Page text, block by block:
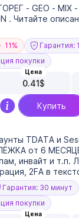
- GEO - MIX
. Читайте
11%
Гарантия:
покупки
Цена
0.41$
Купить
TDATA и
от 6
инвайт и т.п.
2FA в
Гарантия: 30 минут
покупки
Цена